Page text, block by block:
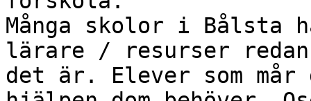
Många skolor i Bålsta
lärare / resurser redan
det är. Elever som